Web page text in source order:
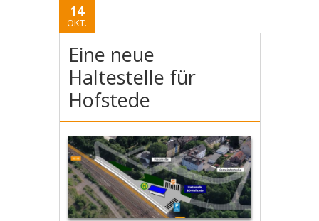
14
OKT.
Eine neue
Haltestelle für
Hofstede